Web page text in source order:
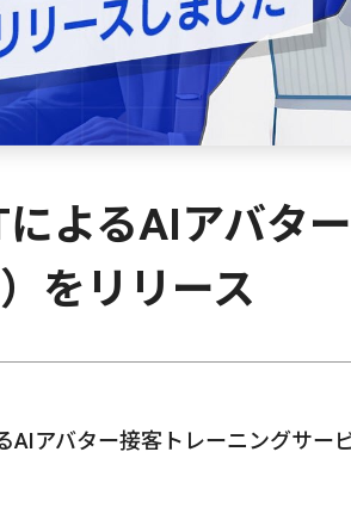
よるAIアバタ
をリリース
AIアバター接客トレーニングサー